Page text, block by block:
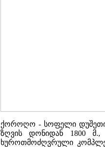
ქოროღო - სოფელი
ზღვის დონიდან 1800
ხუროთმოძღვრული